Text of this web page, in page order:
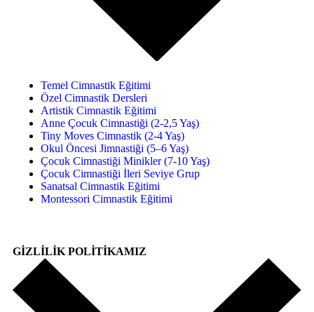
Temel Cimnastik Eğitimi
Özel Cimnastik Dersleri
Artistik Cimnastik Eğitimi
Anne Çocuk Cimnastiği (2-2,5 Yaş)
Tiny Moves Cimnastik (2-4 Yaş)
Okul Öncesi Jimnastiği (5–6 Yaş)
Çocuk Cimnastiği Minikler (7-10 Yaş)
Çocuk Cimnastiği İleri Seviye Grup
Sanatsal Cimnastik Eğitimi
Montessori Cimnastik Eğitimi
GİZLİLİK POLİTİKAMIZ